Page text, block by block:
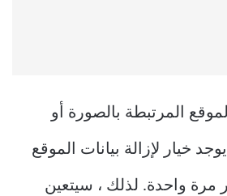
المرتبطة بالصورة أو
خيار لإزالة بيانات الموقع
واحدة. لذلك ، سيتعين